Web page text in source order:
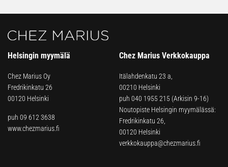
Helsingin myymälä
Chez Marius Oy
Fredrikinkatu 26
00120 Helsinki
puh 09 612 3638
www.chezmarius.fi
Chez Marius Verkkokauppa
Itälahdenkatu 23 a,
00210 Helsinki
puh 040 1955 215 (Arkisin 9-16)
Noutopiste Helsingin myymälässä:
Fredrikinkatu 26,
00120 Helsinki
verkkokauppa@chezmarius.fi